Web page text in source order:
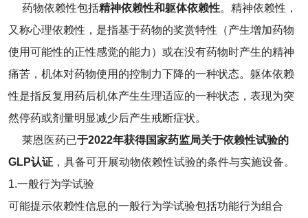
药物依赖性包括精神依赖性和躯体依赖性。精神依赖性，
又称心理依赖性，是指基于药物的奖赏特性（产生增加药物
使用可能性的正性感觉的能力）或在没有药物时产生的精神
痛苦，机体对药物使用的控制力下降的一种状态。躯体依赖
性是指反复用药后机体产生生理适应的一种状态，表现为突
然停药或剂量明显减少后产生戒断症状。
莱恩医药已于2022年获得国家药监局关于依赖性试验的
GLP认证 ，具备可开展动物依赖性试验的条件与实施设备。
1.一般行为学试验
可能提示依赖性信息的一般行为学试验包括功能行为组合